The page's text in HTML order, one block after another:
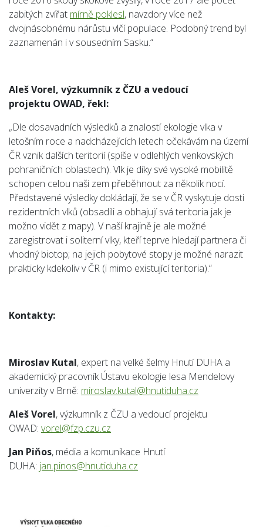
zabitých zvířat mírně poklesl, navzdory více než
dvojnásobnému nárůstu vlčí populace. Podobný trend byl
zaznamenán i v sousedním Sasku.“
Aleš Vorel, výzkumník z ČZU a vedoucí
projektu OWAD, řekl:
„Dle dosavadních výsledků a znalostí ekologie vlka v
letošním roce a nadcházejících letech očekávám na území
ČR vznik dalších teritorií (spíše v odlehlých venkovských
pohraničních oblastech). Vlk je díky své vysoké mobilitě
schopen celou naši zem přeběhnout za několik nocí.
Představené výsledky dokládají, že se v ČR vyskytuje dosti
rezidentních vlků (obsadili a obhajují svá teritoria jak je
možno vidět z mapy). V naší krajině je ale možné
zaregistrovat i soliterní vlky, kteří teprve hledají partnera či
vhodný biotop; na jejich pobytové stopy je možné narazit
prakticky kdekoliv v ČR (i mimo existující teritoria).“
Kontakty:
Miroslav Kutal, expert na velké šelmy Hnutí DUHA a
akademický pracovník Ústavu ekologie lesa Mendelovy
univerzity v Brně: miroslav.kutal@hnutiduha.cz
Aleš Vorel, výzkumník z ČZU a vedoucí projektu
OWAD: vorel@fzp.czu.cz
Jan Piňos, média a komunikace Hnutí
DUHA: jan.pinos@hnutiduha.cz